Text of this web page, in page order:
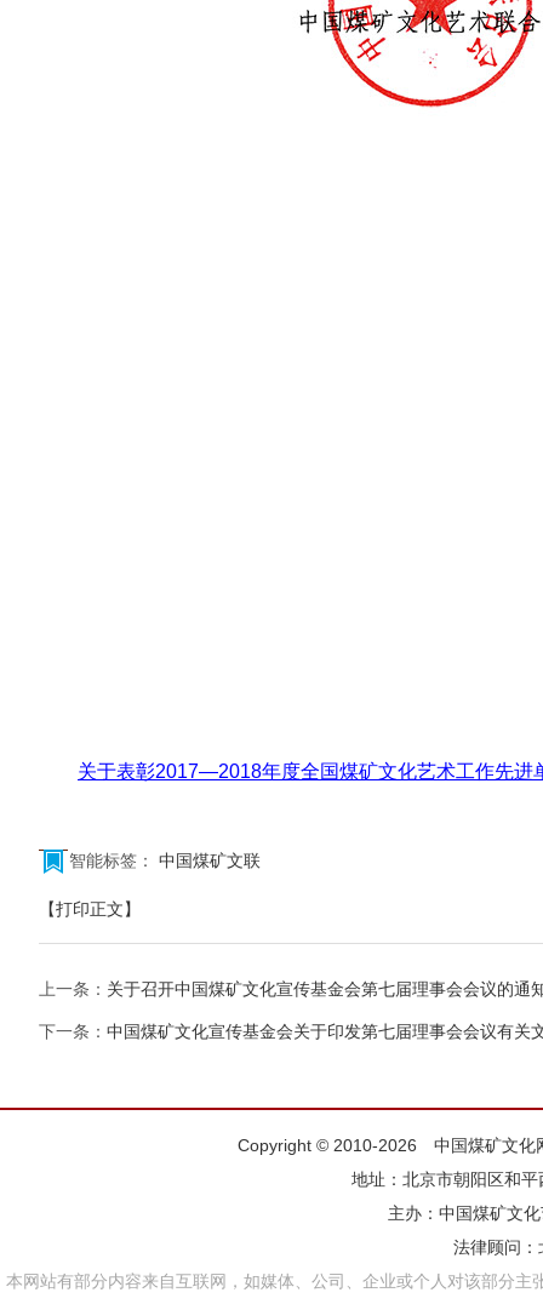
关于表彰2017—2018年度全国煤矿文化艺术工作先进
智能标签： 中国煤矿文联
【打印正文】
上一条： 关于召开中国煤矿文化宣传基金会第七届理事会会议的通
下一条： 中国煤矿文化宣传基金会关于印发第七届理事会会议有关
Copyright © 2010-2026 中国煤矿文
地址：北京市朝阳区和
主办： 中国煤矿文
法律顾问：
本网站有部分内容来自互联网，如媒体、公司、企业或个人对该部分